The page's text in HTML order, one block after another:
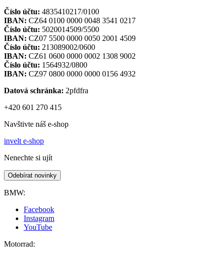
Číslo účtu: 4835410217/0100
IBAN: CZ64 0100 0000 0048 3541 0217
Číslo účtu: 5020014509/5500
IBAN: CZ07 5500 0000 0050 2001 4509
Číslo účtu: 213089002/0600
IBAN: CZ61 0600 0000 0002 1308 9002
Číslo účtu: 1564932/0800
IBAN: CZ97 0800 0000 0000 0156 4932
Datová schránka: 2pfdfra
+420 601 270 415
Navštivte náš e-shop
invelt e-shop
Nenechte si ujít
Odebírat novinky
BMW:
Facebook
Instagram
YouTube
Motorrad: